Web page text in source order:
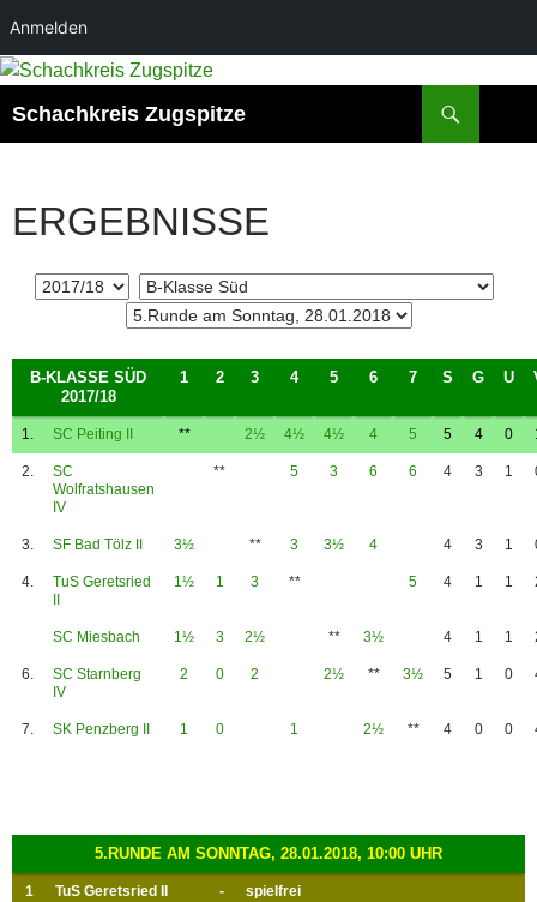
Anmelden
Schachkreis Zugspitze
ERGEBNISSE
B-KLASSE SÜD
2017/18
1 2 3 4 5 6 7 S G U
1. SC Peiting II ** 2½ 4½ 4½ 4 5 5 4 0
2.
SC
Wolfratshausen
IV
** 5 3 6 6 4 3 1
3. SF Bad Tölz II 3½ ** 3 3½ 4 4 3 1
4.
TuS Geretsried
II
1½ 1 3 ** 5 4 1 1
SC Miesbach 1½ 3 2½ ** 3½ 4 1 1
6.
SC Starnberg
IV
2 0 2 2½ ** 3½ 5 1 0
7. SK Penzberg II 1 0 1 2½ ** 4 0 0
5.RUNDE AM SONNTAG, 28.01.2018, 10:00 UHR
1 TuS Geretsried II - spielfrei